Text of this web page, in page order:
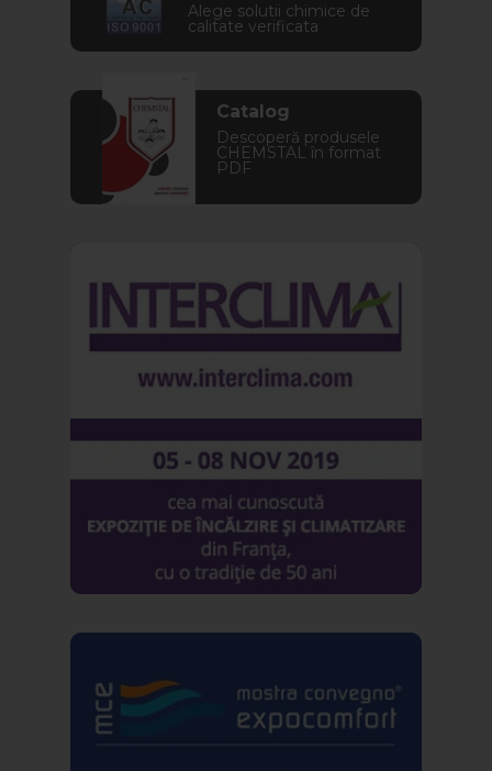
Alege solutii chimice de
calitate verificata
Catalog
Descoperă produsele
CHEMSTAL în format
PDF